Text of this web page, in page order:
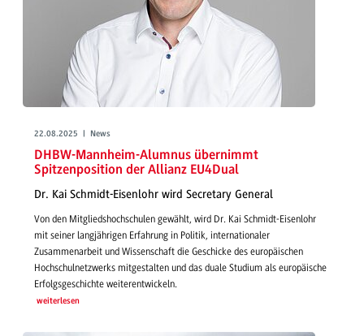
22.08.2025 | News
DHBW-Mannheim-Alumnus übernimmt
Spitzenposition der Allianz EU4Dual
Dr. Kai Schmidt-Eisenlohr wird Secretary General
Von den Mitgliedshochschulen gewählt, wird Dr. Kai Schmidt-Eisenlohr
mit seiner langjährigen Erfahrung in Politik, internationaler
Zusammenarbeit und Wissenschaft die Geschicke des europäischen
Hochschulnetzwerks mitgestalten und das duale Studium als europäische
Erfolgsgeschichte weiterentwickeln.
weiterlesen